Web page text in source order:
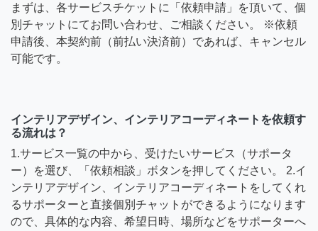
まずは、各サービスチケットに「依頼申請」を頂いて、個
別チャットにてお問い合わせ、ご相談ください。 ※依頼
申請後、本契約前（前払い決済前）であれば、キャンセル
可能です。
インテリアデザイン、インテリアコーディネートを依頼す
る流れは？
1.サービス一覧の中から、受けたいサービス（サポータ
ー）を選び、「依頼相談」ボタンを押してください。 2.イ
ンテリアデザイン、インテリアコーディネートをしてくれ
るサポーターと直接個別チャットができるようになります
ので、具体的な内容、希望日時、場所などをサポーターへ